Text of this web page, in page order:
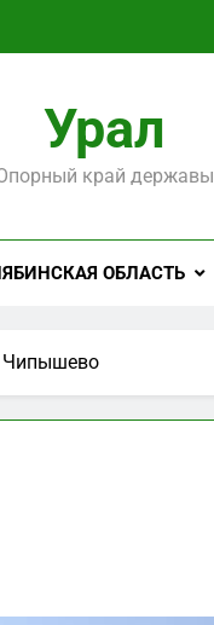
Урал
край державы
ОБЛАСТЬ
Чипышево